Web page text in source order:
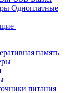
Одноплатные
память
питания